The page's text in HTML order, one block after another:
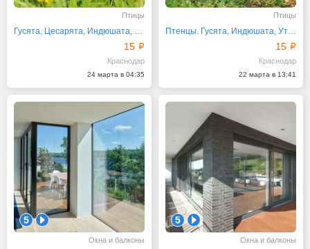
Птицы
Гусята, Цесарята, Индюшата, Утята Птенцы
15
Краснодар
24 марта в 04:35
Птицы
Птенцы. Гусята, Индюшата, Утята, Цесарята
15
Краснодар
22 марта в 13:41
5 1
Окна и балконы
5 1
Окна и балконы